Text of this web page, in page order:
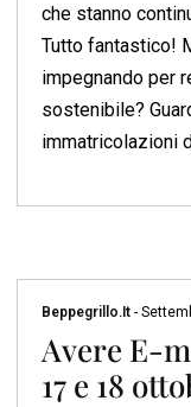
che stanno
Tutto fantastico!
impegnando per
sostenibile?
immatricolazioni
Beppegrillo.it -
Avere E-
17 e 18